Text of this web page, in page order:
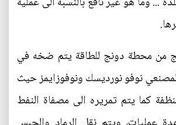
من محطة دونج للطاقة يتم ضخه في
لمصنعي نوفو نورديسك ونوفوزايمز حيث
كما يتم تمريره الى مصفاة النفط